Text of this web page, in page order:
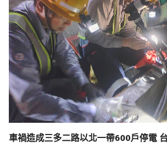
車禍造成三多二路以北一帶600戶停電